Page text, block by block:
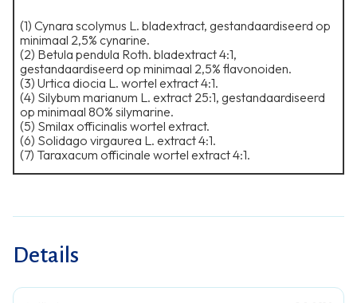
Details
(1) Cynara scolymus L. bladextract, gestandaardiseerd op
minimaal 2,5% cynarine.
⁠(2) Betula pendula Roth. bladextract 4:1,
gestandaardiseerd op minimaal 2,5% flavonoiden.
⁠(3) Urtica diocia L. wortel extract 4:1.
⁠(4) Silybum marianum L. extract 25:1, gestandaardiseerd
op minimaal 80% silymarine.
⁠(5) Smilax officinalis wortel extract.
⁠(6) Solidago virgaurea L. extract 4:1.
⁠(7) Taraxacum officinale wortel extract 4:1.